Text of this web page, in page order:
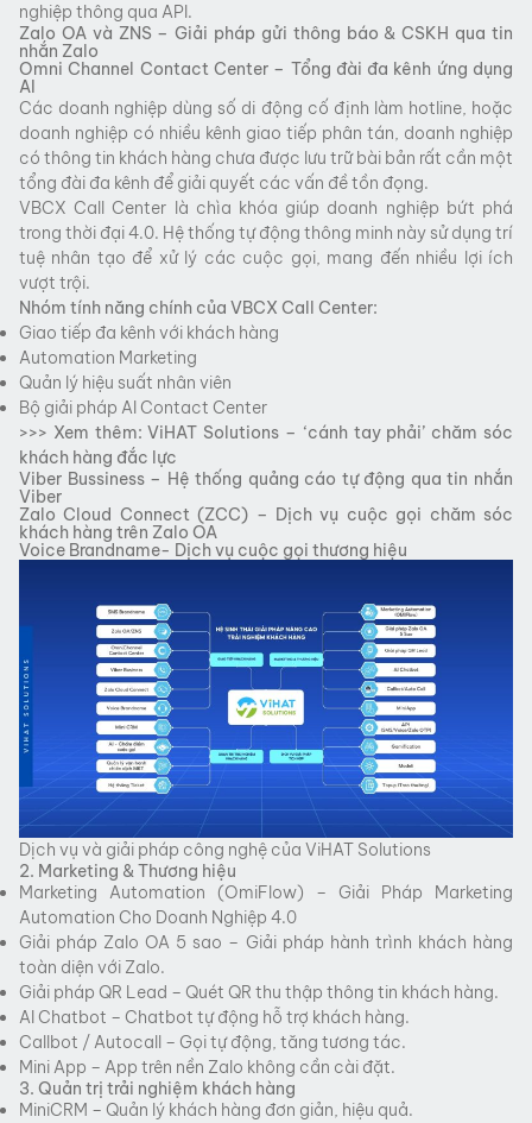
nghiệp thông qua API.
Zalo OA và ZNS – Giải pháp gửi thông báo & CSKH qua tin
nhắn Zalo
Omni Channel Contact Center – Tổng đài đa kênh ứng dụng
AI
Các doanh nghiệp dùng số di động cố định làm hotline, hoặc
doanh nghiệp có nhiều kênh giao tiếp phân tán, doanh nghiệp
có thông tin khách hàng chưa được lưu trữ bài bản rất cần một
tổng đài đa kênh để giải quyết các vấn đề tồn đọng.
VBCX Call Center là chìa khóa giúp doanh nghiệp bứt phá
trong thời đại 4.0. Hệ thống tự động thông minh này sử dụng trí
tuệ nhân tạo để xử lý các cuộc gọi, mang đến nhiều lợi ích
vượt trội.
Nhóm tính năng chính của VBCX Call Center:
Giao tiếp đa kênh với khách hàng
Automation Marketing
Quản lý hiệu suất nhân viên
Bộ giải pháp AI Contact Center
>>> Xem thêm:ViHAT Solutions – ‘cánh tay phải’ chăm sóc
khách hàng đắc lực
Viber Bussiness – Hệ thống quảng cáo tự động qua tin nhắn
Viber
Zalo Cloud Connect (ZCC) – Dịch vụ cuộc gọi chăm sóc
khách hàng trên Zalo OA
Voice Brandname- Dịch vụ cuộc gọi thương hiệu
Dịch vụ và giải pháp công nghệ của ViHAT Solutions
2. Marketing & Thương hiệu
Marketing Automation (OmiFlow) – Giải Pháp Marketing
Automation Cho Doanh Nghiệp 4.0
Giải pháp Zalo OA 5 sao – Giải pháp hành trình khách hàng
toàn diện với Zalo.
Giải pháp QR Lead – Quét QR thu thập thông tin khách hàng.
AI Chatbot – Chatbot tự động hỗ trợ khách hàng.
Callbot / Autocall – Gọi tự động, tăng tương tác.
Mini App – App trên nền Zalo không cần cài đặt.
3. Quản trị trải nghiệm khách hàng
MiniCRM – Quản lý khách hàng đơn giản, hiệu quả.